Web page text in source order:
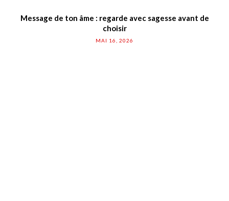
Message de ton âme : regarde avec sagesse avant de
choisir
MAI 16, 2026